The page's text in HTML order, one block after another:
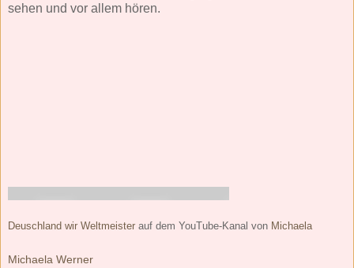
sehen und vor allem hören.
Deuschland wir Weltmeister auf dem YouTube-Kanal von Michaela
Michaela Werner